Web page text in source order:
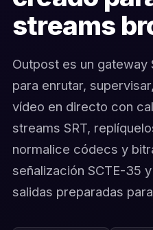
streams
Outpost es un gateway
para enrutar,
vídeo en directo con
streams SRT,
normalice códecs y
señalización SCTE-35
salidas preparadas